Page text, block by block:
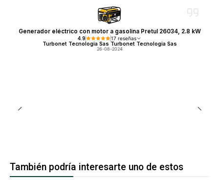
Generador eléctrico con motor a gasolina Pretul 26034, 2.8 kW
4.9 17 reseñas
Turbonet Tecnologia Sas Turbonet Tecnologia Sas
26-08-2024
También podría interesarte uno de estos